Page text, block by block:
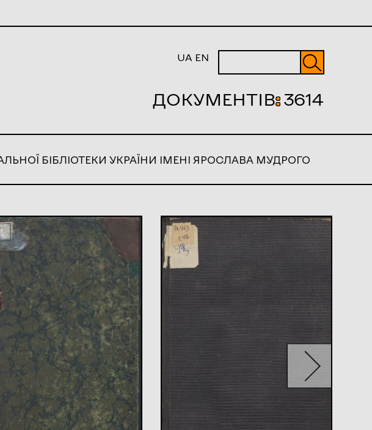
UA EN
ДОКУМЕНТІВ:3614
БІБЛІОТЕКИ УКРАЇНИ ІМЕНІ ЯРОСЛАВА МУДРОГО